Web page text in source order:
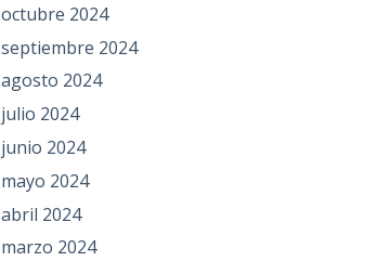
octubre 2024
septiembre 2024
agosto 2024
julio 2024
junio 2024
mayo 2024
abril 2024
marzo 2024